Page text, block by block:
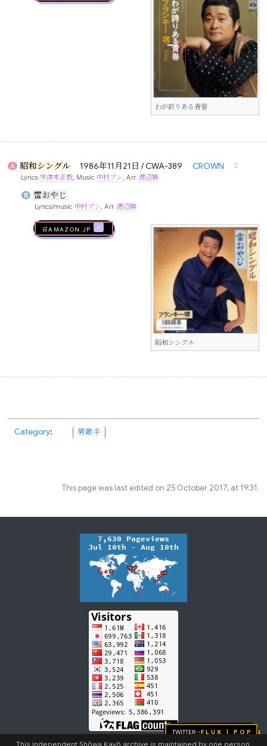
わが誇りある青春
A 昭和シングル 1986年11月21日 / CWA-389 CROWN
Lyrics宇津木正教, Music 中村ブン, Arr.渡辺勝
B 雷おやじ
Lyrics/music 中村ブン, Arr. 渡辺勝
昭和シングル
🛒AMAZON.jp
Category: 男歌手
This page was last edited on 25 October 2017, at 19:31.
Twitter→FLUX | pop
This independent Shōwa Kayō archive is maintained by one person.